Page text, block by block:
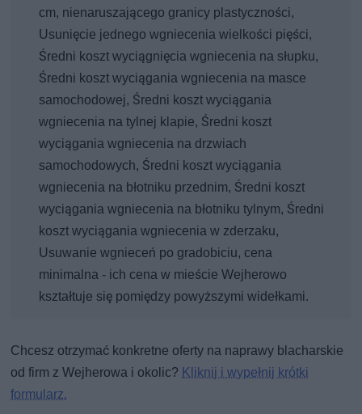
cm, nienaruszającego granicy plastyczności,
Usunięcie jednego wgniecenia wielkości pięści,
Średni koszt wyciągnięcia wgniecenia na słupku,
Średni koszt wyciągania wgniecenia na masce
samochodowej, Średni koszt wyciągania
wgniecenia na tylnej klapie, Średni koszt
wyciągania wgniecenia na drzwiach
samochodowych, Średni koszt wyciągania
wgniecenia na błotniku przednim, Średni koszt
wyciągania wgniecenia na błotniku tylnym, Średni
koszt wyciągania wgniecenia w zderzaku,
Usuwanie wgnieceń po gradobiciu, cena
minimalna - ich cena w mieście Wejherowo
kształtuje się pomiędzy powyższymi widełkami.
Chcesz otrzymać konkretne oferty na naprawy blacharskie
od firm z Wejherowa i okolic? Kliknij i wypełnij krótki
formularz.